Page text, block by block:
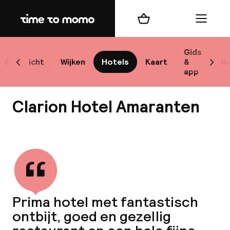
Home
Overzicht Wijken Hotels Kaart
Gids
&
app
Scroll naar links
Winkelmand Menu
Clarion Hotel Amaranten
Prima hotel met fantastisch
ontbijt, goed en gezellig